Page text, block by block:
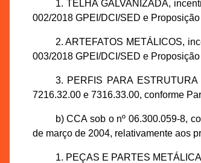
1. TELHA GALVANIZADA,
002/2018 GPEI/DCI/SED e
2. ARTEFATOS METÁLICOS,
003/2018 GPEI/DCI/SED e
3. PERFIS PARA
7216.32.00 e 7316.33.00, conforme
b) CCA sob o nº 06.300.059-8,
de março de 2004, relativamente aos
1. PEÇAS E PARTES